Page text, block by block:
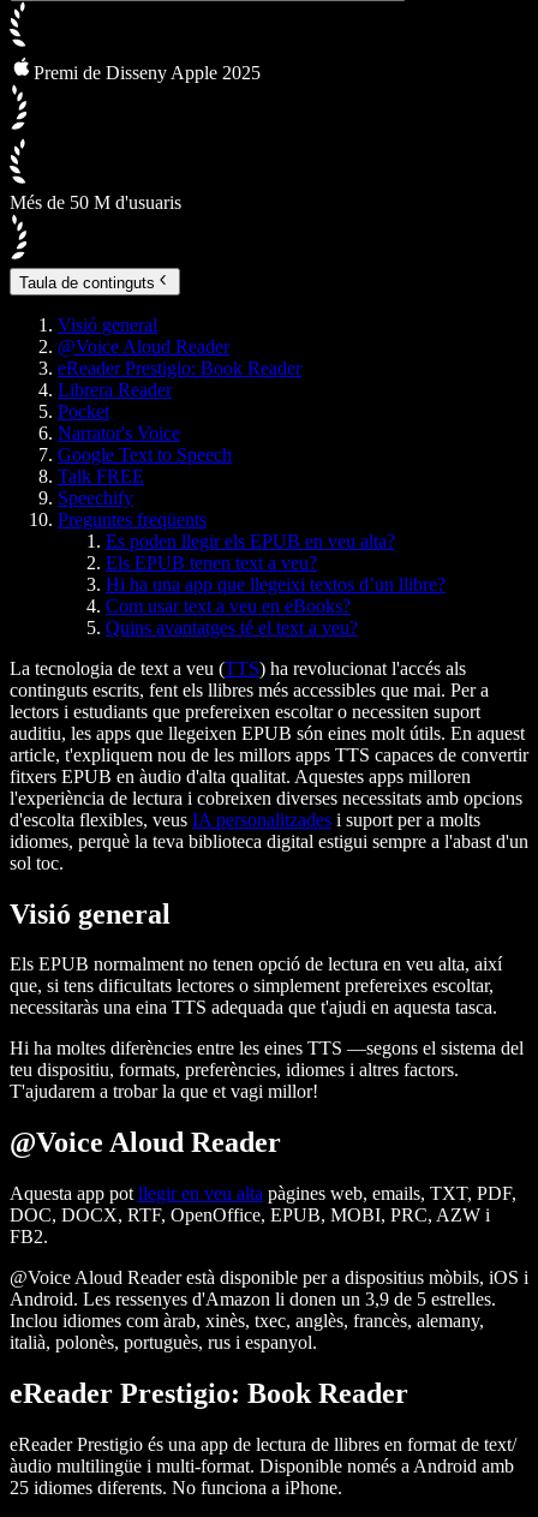
Premi de Disseny Apple 2025
Més de 50 M d'usuaris
Taula de continguts
Visió general
@Voice Aloud Reader
eReader Prestigio: Book Reader
Librera Reader
Pocket
Narrator's Voice
Google Text to Speech
Talk FREE
Speechify
Preguntes freqüents
Es poden llegir els EPUB en veu alta?
Els EPUB tenen text a veu?
Hi ha una app que llegeixi textos d’un llibre?
Com usar text a veu en eBooks?
Quins avantatges té el text a veu?
La tecnologia de text a veu (TTS) ha revolucionat l'accés als
continguts escrits, fent els llibres més accessibles que mai. Per a
lectors i estudiants que prefereixen escoltar o necessiten suport
auditiu, les apps que llegeixen EPUB són eines molt útils. En aquest
article, t'expliquem nou de les millors apps TTS capaces de convertir
fitxers EPUB en àudio d'alta qualitat. Aquestes apps milloren
l'experiència de lectura i cobreixen diverses necessitats amb opcions
d'escolta flexibles, veus IA personalitzades i suport per a molts
idiomes, perquè la teva biblioteca digital estigui sempre a l'abast d'un
sol toc.
Visió general
Els EPUB normalment no tenen opció de lectura en veu alta, així
que, si tens dificultats lectores o simplement prefereixes escoltar,
necessitaràs una eina TTS adequada que t'ajudi en aquesta tasca.
Hi ha moltes diferències entre les eines TTS —segons el sistema del
teu dispositiu, formats, preferències, idiomes i altres factors.
T'ajudarem a trobar la que et vagi millor!
@Voice Aloud Reader
Aquesta app pot llegir en veu alta pàgines web, emails, TXT, PDF,
DOC, DOCX, RTF, OpenOffice, EPUB, MOBI, PRC, AZW i
FB2.
@Voice Aloud Reader està disponible per a dispositius mòbils, iOS i
Android. Les ressenyes d'Amazon li donen un 3,9 de 5 estrelles.
Inclou idiomes com àrab, xinès, txec, anglès, francès, alemany,
italià, polonès, portuguès, rus i espanyol.
eReader Prestigio: Book Reader
eReader Prestigio és una app de lectura de llibres en format de text/
àudio multilingüe i multi-format. Disponible només a Android amb
25 idiomes diferents. No funciona a iPhone.